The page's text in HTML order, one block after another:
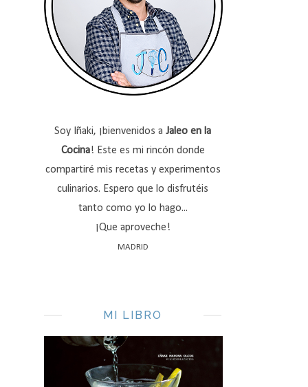
Soy Iñaki, ¡bienvenidos a Jaleo en la
Cocina! Este es mi rincón donde
compartiré mis recetas y experimentos
culinarios. Espero que lo disfrutéis
tanto como yo lo hago...
¡Que aproveche!
MADRID
MI LIBRO